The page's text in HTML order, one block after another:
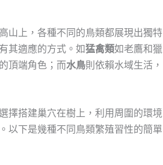
山上，各種不同的鳥類都展現出獨特
其適應的方式。如猛禽類如老鷹和獵
頂端角色；而水鳥則依賴水域生活，
擇搭建巢穴在樹上，利用周圍的環境
以下是幾種不同鳥類繁殖習性的簡單